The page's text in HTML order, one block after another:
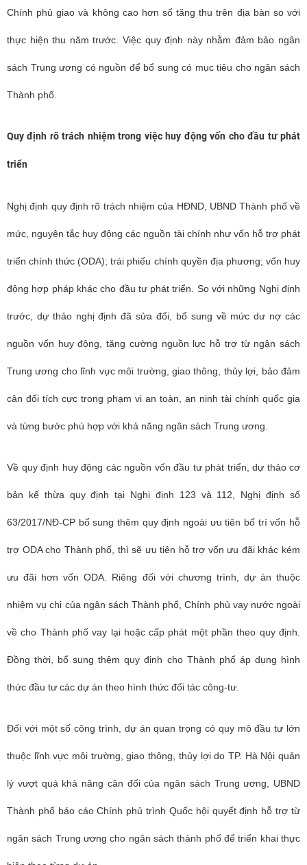
Chính phủ giao và không cao hơn số tăng thu trên địa bàn so với
thực hiện thu năm trước. Việc quy định này nhằm đảm bảo ngân
sách Trung ương có nguồn để bổ sung có mục tiêu cho ngân sách
Thành phố.
Quy định rõ trách nhiệm trong việc huy động vốn cho đầu tư phát
triển
Nghị định quy định rõ trách nhiệm của HĐND, UBND Thành phố về
mức, nguyên tắc huy động các nguồn tài chính như vốn hỗ trợ phát
triển chính thức (ODA); trái phiếu chính quyền địa phương; vốn huy
động hợp pháp khác cho đầu tư phát triển. So với những Nghị định
trước, dự thảo nghị định đã sửa đổi, bổ sung về mức dư nợ các
nguồn vốn huy động, tăng cường nguồn lực hỗ trợ từ ngân sách
Trung ương cho lĩnh vực môi trường, giao thông, thủy lợi, bảo đảm
cân đối tích cực trong phạm vi an toàn, an ninh tài chính quốc gia
và từng bước phù hợp với khả năng ngân sách Trung ương.
Về quy định huy động các nguồn vốn đầu tư phát triển, dự thảo cơ
bản kế thừa quy định tại Nghị định 123 và 112, Nghị định số
63/2017/NĐ-CP bổ sung thêm quy định ngoài ưu tiên bố trí vốn hỗ
trợ ODA cho Thành phố, thì sẽ ưu tiên hỗ trợ vốn ưu đãi khác kém
ưu đãi hơn vốn ODA. Riêng đối với chương trình, dự án thuộc
nhiệm vụ chi của ngân sách Thành phố, Chính phủ vay nước ngoài
về cho Thành phố vay lại hoặc cấp phát một phần theo quy định.
Đồng thời, bổ sung thêm quy định cho Thành phố áp dụng hình
thức đầu tư các dự án theo hình thức đối tác công-tư.
Đối với một số công trình, dự án quan trọng có quy mô đầu tư lớn
thuộc lĩnh vực môi trường, giao thông, thủy lợi do TP. Hà Nội quản
lý vượt quá khả năng cân đối của ngân sách Trung ương, UBND
Thành phố báo cáo Chính phủ trình Quốc hội quyết định hỗ trợ từ
ngân sách Trung ương cho ngân sách thành phố để triển khai thực